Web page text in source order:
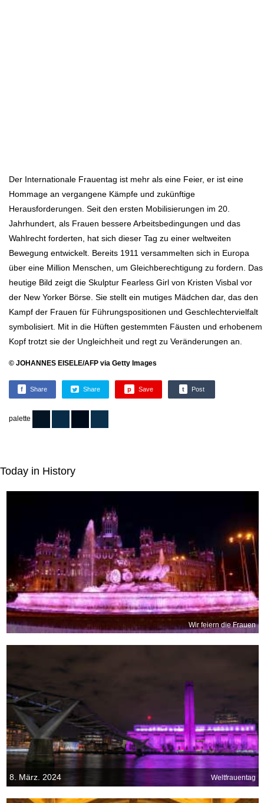
Der Internationale Frauentag ist mehr als eine Feier, er ist eine
Hommage an vergangene Kämpfe und zukünftige
Herausforderungen. Seit den ersten Mobilisierungen im 20.
Jahrhundert, als Frauen bessere Arbeitsbedingungen und das
Wahlrecht forderten, hat sich dieser Tag zu einer weltweiten
Bewegung entwickelt. Bereits 1911 versammelten sich in Europa
über eine Million Menschen, um Gleichberechtigung zu fordern. Das
heutige Bild zeigt die Skulptur Fearless Girl von Kristen Visbal vor
der New Yorker Börse. Sie stellt ein mutiges Mädchen dar, das den
Kampf der Frauen für Führungspositionen und Geschlechtervielfalt
symbolisiert. Mit in die Hüften gestemmten Fäusten und erhobenem
Kopf trotzt sie der Ungleichheit und regt zu Veränderungen an.
© JOHANNES EISELE/AFP via Getty Images
f Share Share p Save t Post
palette
Today in History
Wir feiern die Frauen
8. März. 2024 Weltfrauentag